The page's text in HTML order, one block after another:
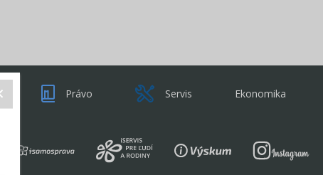
Právo Servis Ekonomika